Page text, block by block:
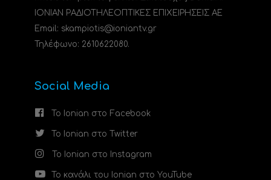
ΙΟΝΙΑΝ ΡΑΔΙΟΤΗΛΕΟΠΤΙΚΕΣ ΕΠΙΧΕΙΡΗΣΕΙΣ ΑΕ
Email: skampiotis@ioniantv.gr
Τηλέφωνο: 2610622080.
Social Media
Το Ionian στο Facebook
Το Ionian στο Twitter
Το Ionian στο Instagram
Το κανάλι του Ionian στο YouTube